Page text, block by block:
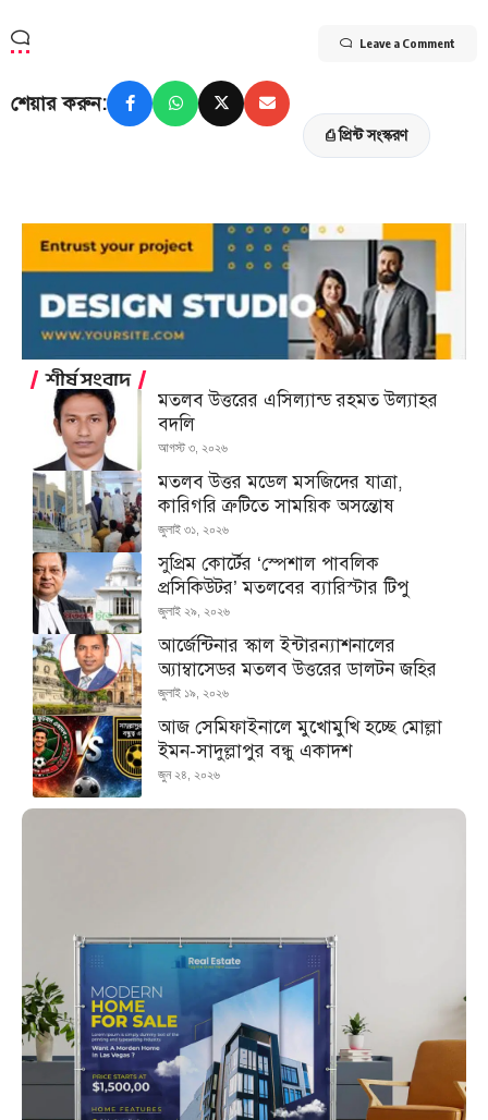
Leave a Comment
শেয়ার করুন:
⎙ প্রিন্ট সংস্করণ
শীর্ষ সংবাদ
মতলব উত্তরের এসিল্যান্ড রহমত উল্যাহর
বদলি
আগস্ট ৩, ২০২৬
মতলব উত্তর মডেল মসজিদের যাত্রা,
কারিগরি ত্রুটিতে সাময়িক অসন্তোষ
জুলাই ৩১, ২০২৬
সুপ্রিম কোর্টের ‘স্পেশাল পাবলিক
প্রসিকিউটর’ মতলবের ব্যারিস্টার টিপু
জুলাই ২৯, ২০২৬
আর্জেন্টিনার স্কাল ইন্টারন্যাশনালের
অ্যাম্বাসেডর মতলব উত্তরের ডালটন জহির
জুলাই ১৯, ২০২৬
আজ সেমিফাইনালে মুখোমুখি হচ্ছে মোল্লা
ইমন-সাদুল্লাপুর বন্ধু একাদশ
জুন ২৪, ২০২৬